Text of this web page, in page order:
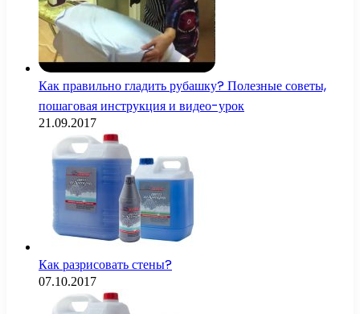
Как правильно гладить рубашку? Полезные советы,
пошаговая инструкция и видео-урок
21.09.2017
Как разрисовать стены?
07.10.2017